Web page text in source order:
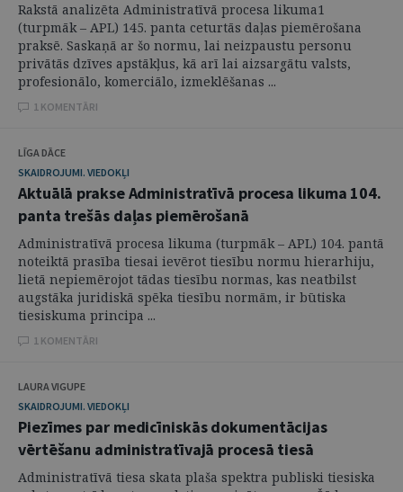
Rakstā analizēta Administratīvā procesa likuma1
(turpmāk – APL) 145. panta ceturtās daļas piemērošana
praksē. Saskaņā ar šo normu, lai neizpaustu personu
privātās dzīves apstākļus, kā arī lai aizsargātu valsts,
profesionālo, komerciālo, izmeklēšanas ...
1 KOMENTĀRI
LĪGA DĀCE
SKAIDROJUMI. VIEDOKĻI
Aktuālā prakse Administratīvā procesa likuma 104.
panta trešās daļas piemērošanā
Administratīvā procesa likuma (turpmāk – APL) 104. pantā
noteiktā prasība tiesai ievērot tiesību normu hierarhiju,
lietā nepiemērojot tādas tiesību normas, kas neatbilst
augstāka juridiskā spēka tiesību normām, ir būtiska
tiesiskuma principa ...
1 KOMENTĀRI
LAURA VIGUPE
SKAIDROJUMI. VIEDOKĻI
Piezīmes par medicīniskās dokumentācijas
vērtēšanu administratīvajā procesā tiesā
Administratīvā tiesa skata plaša spektra publiski tiesiska